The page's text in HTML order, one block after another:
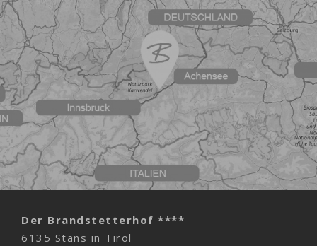
Der Brandstetterhof ****
6135 Stans in Tirol